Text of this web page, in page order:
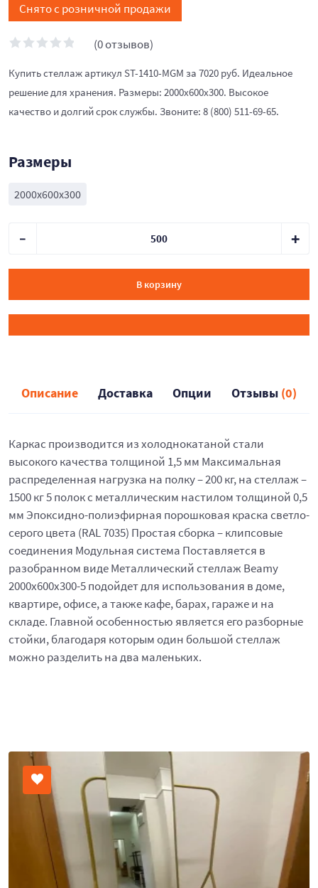
Снято с розничной продажи
(0 отзывов)
Купить стеллаж артикул ST-1410-MGM за 7020 руб. Идеальное
решение для хранения. Размеры: 2000x600x300. Высокое
качество и долгий срок службы. Звоните: 8 (800) 511-69-65.
Размеры
2000x600x300
В корзину
Описание Доставка Опции Отзывы (0)
Каркас производится из холоднокатаной стали
высокого качества толщиной 1,5 мм Максимальная
распределенная нагрузка на полку – 200 кг, на стеллаж –
1500 кг 5 полок с металлическим настилом толщиной 0,5
мм Эпоксидно-полиэфирная порошковая краска светло-
серого цвета (RAL 7035) Простая сборка – клипсовые
соединения Модульная система Поставляется в
разобранном виде Металлический стеллаж Beamy
2000x600x300-5 подойдет для использования в доме,
квартире, офисе, а также кафе, барах, гараже и на
складе. Главной особенностью является его разборные
стойки, благодаря которым один большой стеллаж
можно разделить на два маленьких.